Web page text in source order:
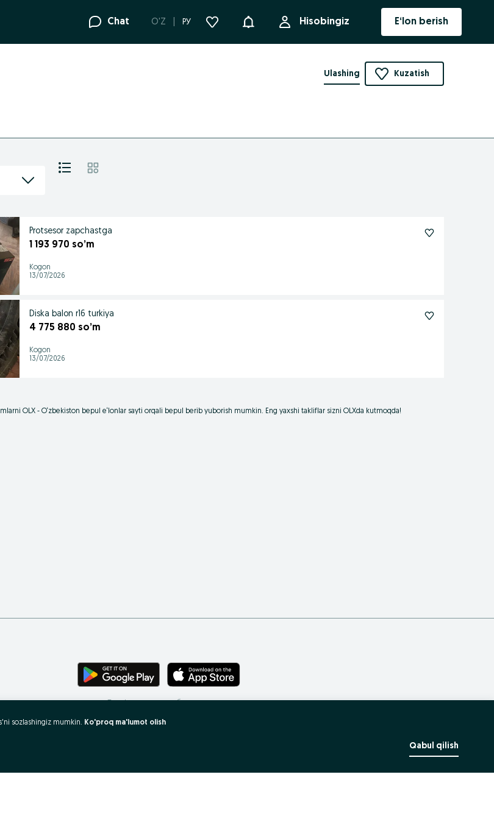
Chat O'Z РУ Bildirishnoma Hisobingiz E‘lon berish
Kuzatish
Ulashing
Protsesor zapchastga
1 193 970 so’m
Kogon
13/07/2026
Diska balon r16 turkiya
4 775 880 so’m
Kogon
13/07/2026
OLX - O‘zbekiston bepul e‘lonlar sayti orqali bepul berib yuborish mumkin. Eng yaxshi takliflar sizni OLXda kutmoqda!
sozlashingiz mumkin. Ko'proq ma'lumot olish
Qabul qilish